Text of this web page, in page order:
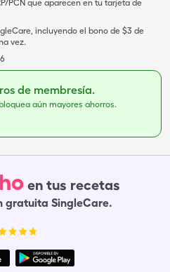
PCN que aparecen en tu tarjeta de
incluyendo el bono de $3 de
vez.
de membresía.
aún mayores ahorros.
en tus recetas
gratuita SingleCare.